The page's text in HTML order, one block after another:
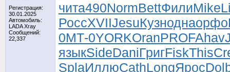
Регистрация:
30.01.2025
Автомобиль:
LADA Xray
Сообщений:
22,337
чита490NormBettФилиMike
РоссXVIIJesuКузноднаорфо
0МТ-0YORKOranPROFAhav
языкSideDaniГригFiskThis
SplaИллюCathLongЯрос